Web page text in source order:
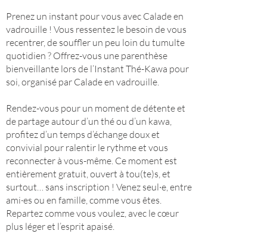
Prenez un instant pour vous avec Calade en
vadrouille ! Vous ressentez le besoin de vous
recentrer, de souffler un peu loin du tumulte
quotidien ? Offrez-vous une parenthèse
bienveillante lors de l’Instant Thé-Kawa pour
soi, organisé par Calade en vadrouille.
Rendez-vous pour un moment de détente et
de partage autour d’un thé ou d’un kawa,
profitez d’un temps d’échange doux et
convivial pour ralentir le rythme et vous
reconnecter à vous-même. Ce moment est
entièrement gratuit, ouvert à tou(te)s, et
surtout… sans inscription ! Venez seul·e, entre
ami·es ou en famille, comme vous êtes.
Repartez comme vous voulez, avec le cœur
plus léger et l’esprit apaisé.